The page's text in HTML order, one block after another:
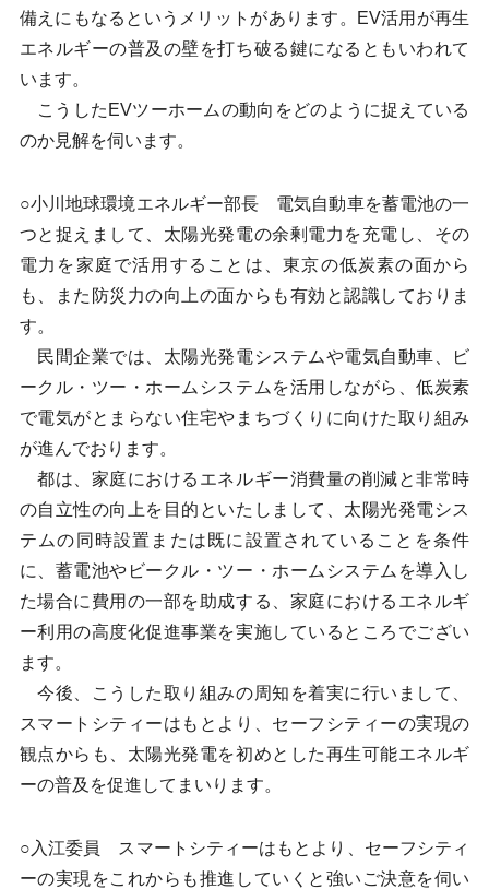
備えにもなるというメリットがあります。EV活用が再生
エネルギーの普及の壁を打ち破る鍵になるともいわれて
います。
こうしたEVツーホームの動向をどのように捉えている
のか見解を伺います。
○小川地球環境エネルギー部長 電気自動車を蓄電池の一
つと捉えまして、太陽光発電の余剰電力を充電し、その
電力を家庭で活用することは、東京の低炭素の面から
も、また防災力の向上の面からも有効と認識しておりま
す。
民間企業では、太陽光発電システムや電気自動車、ビ
ークル・ツー・ホームシステムを活用しながら、低炭素
で電気がとまらない住宅やまちづくりに向けた取り組み
が進んでおります。
都は、家庭におけるエネルギー消費量の削減と非常時
の自立性の向上を目的といたしまして、太陽光発電シス
テムの同時設置または既に設置されていることを条件
に、蓄電池やビークル・ツー・ホームシステムを導入し
た場合に費用の一部を助成する、家庭におけるエネルギ
ー利用の高度化促進事業を実施しているところでござい
ます。
今後、こうした取り組みの周知を着実に行いまして、
スマートシティーはもとより、セーフシティーの実現の
観点からも、太陽光発電を初めとした再生可能エネルギ
ーの普及を促進してまいります。
○入江委員 スマートシティーはもとより、セーフシティ
ーの実現をこれからも推進していくと強いご決意を伺い